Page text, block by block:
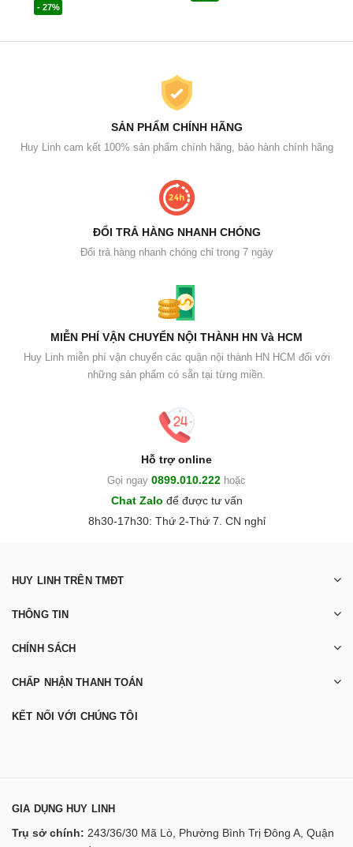
- 27%
SẢN PHẨM CHÍNH HÃNG
Huy Linh cam kết 100% sản phẩm chính hãng, bảo hành chính hãng
ĐỔI TRẢ HÀNG NHANH CHÓNG
Đổi trả hàng nhanh chóng chỉ trong 7 ngày
MIỄN PHÍ VẬN CHUYỂN NỘI THÀNH HN Và HCM
Huy Linh miễn phí vận chuyển các quận nội thành HN HCM đối với
những sản phẩm có sẵn tại từng miền.
Hỗ trợ online
Gọi ngay 0899.010.222 hoặc
Chat Zalo để được tư vấn
8h30-17h30: Thứ 2-Thứ 7. CN nghỉ
HUY LINH TRÊN TMĐT
THÔNG TIN
CHÍNH SÁCH
CHẤP NHẬN THANH TOÁN
KẾT NỐI VỚI CHÚNG TÔI
GIA DỤNG HUY LINH
Trụ sở chính: 243/36/30 Mã Lò, Phường Bình Trị Đông A, Quận